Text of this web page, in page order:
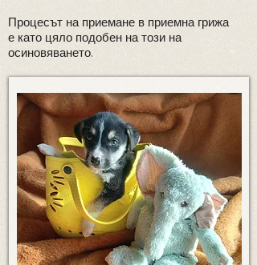
Процесът на приемане в приемна грижа
е като цяло подобен на този на
осиновяването.